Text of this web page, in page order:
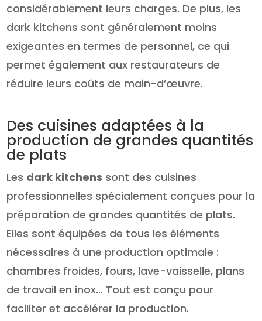
considérablement leurs charges. De plus, les
dark kitchens sont généralement moins
exigeantes en termes de personnel, ce qui
permet également aux restaurateurs de
réduire leurs coûts de main-d’œuvre.
Des cuisines adaptées à la
production de grandes quantités
de plats
Les dark kitchens sont des cuisines
professionnelles spécialement conçues pour la
préparation de grandes quantités de plats.
Elles sont équipées de tous les éléments
nécessaires à une production optimale :
chambres froides, fours, lave-vaisselle, plans
de travail en inox… Tout est conçu pour
faciliter et accélérer la production.